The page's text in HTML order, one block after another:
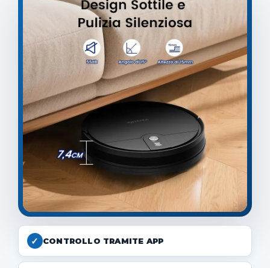
✓ CONTROLLO TRAMITE APP